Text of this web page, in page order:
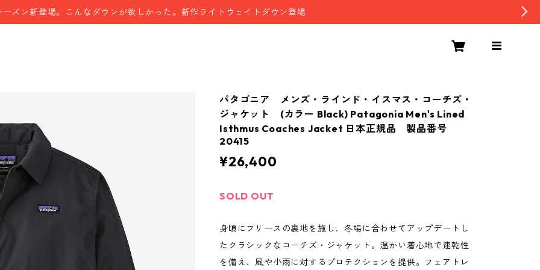
ーズン新登場。こんなダウンが欲しかった。新作ライトウェイトダウン登場
パタゴニア メンズ・ラインド・イスマス・コーチズ・
ジャケット (カラー Black) Patagonia Men's Lined
Isthmus Coaches Jacket 日本正規品 製品番号
20415
¥26,400
SOLD OUT
身頃にフリースの裏地を施し、冬場に合わせてアップデートし
たクラシックなコーチズ・ジャケット。温かい着心地で速乾性
を備え、風や小雨に対するプロテクションを提供。フェアトレ